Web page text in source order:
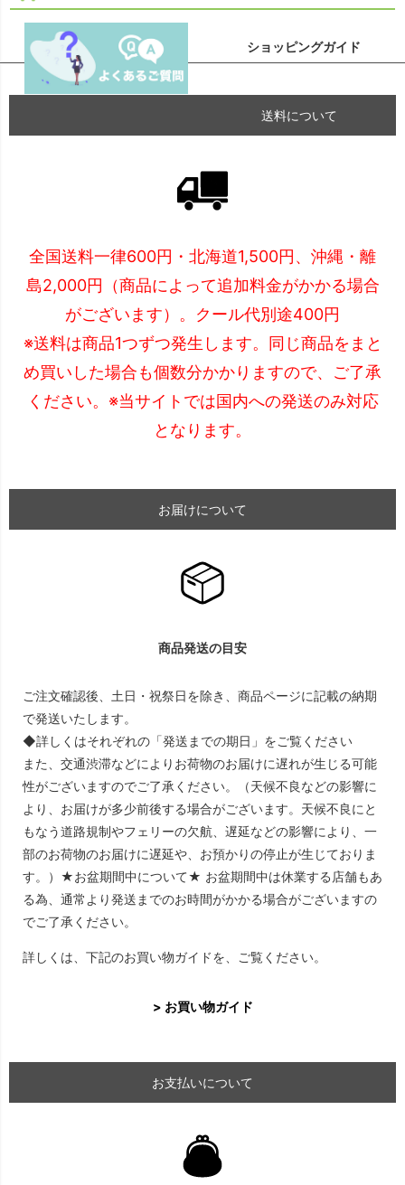
ショッピングガイド
送料について
全国送料一律600円・北海道1,500円、沖縄・離
島2,000円（商品によって追加料金がかかる場合
がございます）。クール代別途400円
※送料は商品1つずつ発生します。同じ商品をまと
め買いした場合も個数分かかりますので、ご了承
ください。※当サイトでは国内への発送のみ対応
となります。
お届けについて
商品発送の目安
ご注文確認後、土日・祝祭日を除き、商品ページに記載の納期
で発送いたします。
◆詳しくはそれぞれの「発送までの期日」をご覧ください
また、交通渋滞などによりお荷物のお届けに遅れが生じる可能
性がございますのでご了承ください。（天候不良などの影響に
より、お届けが多少前後する場合がございます。天候不良にと
もなう道路規制やフェリーの欠航、遅延などの影響により、一
部のお荷物のお届けに遅延や、お預かりの停止が生じておりま
す。）★お盆期間中について★ お盆期間中は休業する店舗もあ
る為、通常より発送までのお時間がかかる場合がございますの
でご了承ください。
詳しくは、下記のお買い物ガイドを、ご覧ください。
> お買い物ガイド
お支払いについて